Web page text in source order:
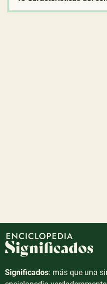
Significados: más que una